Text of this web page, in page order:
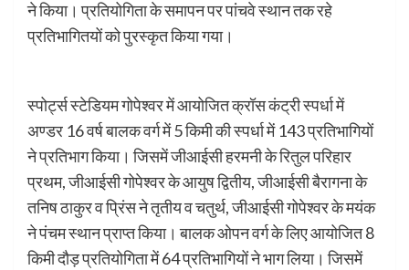
ने किया। प्रतियोगिता के समापन पर पांचवे स्थान तक रहे
प्रतिभागितयों को पुरस्कृत किया गया।
स्पोर्ट्स स्टेडियम गोपेश्वर में आयोजित क्रॉस कंट्री स्पर्धा में
अण्डर 16 वर्ष बालक वर्ग में 5 किमी की स्पर्धा में 143 प्रतिभागियों
ने प्रतिभाग किया। जिसमें जीआईसी हरमनी के रितुल परिहार
प्रथम, जीआईसी गोपेश्वर के आयुष द्वितीय, जीआईसी बैरागना के
तनिष ठाकुर व प्रिंस ने तृतीय व चतुर्थ, जीआईसी गोपेश्वर के मयंक
ने पंचम स्थान प्राप्त किया। बालक ओपन वर्ग के लिए आयोजित 8
किमी दौड़ प्रतियोगिता में 64 प्रतिभागियों ने भाग लिया। जिसमें